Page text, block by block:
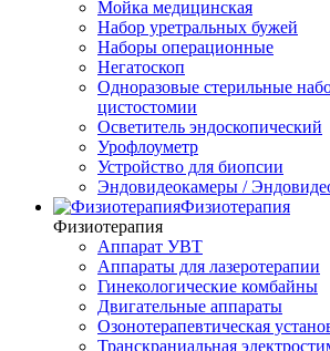
Мойка медицинская
Набор уретральных бужей
Наборы операционные
Негатоскоп
Одноразовые стерильные
цистостомии
Осветитель эндоскопический
Урофлоуметр
Устройство для биопсии
Эндовидеокамеры /
Физиотерапия
Физиотерапия
Аппарат УВТ
Аппараты для лазеротерапии
Гинекологические комбайны
Двигательные аппараты
Озонотерапевтическая
Транскраниальная